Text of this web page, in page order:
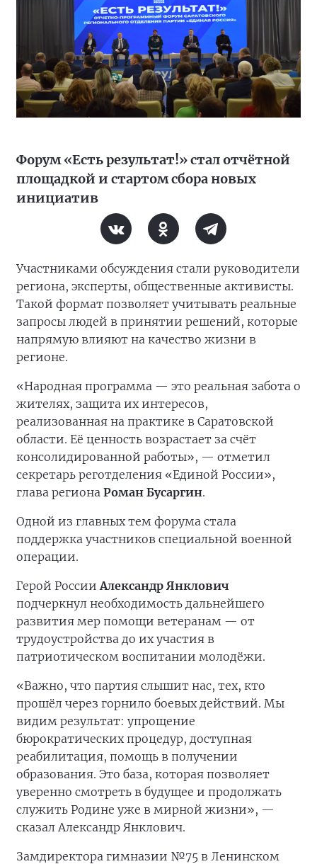
Форум «Есть результат!» стал отчётной
площадкой и стартом сбора новых
инициатив
Участниками обсуждения стали руководители
региона, эксперты, общественные активисты.
Такой формат позволяет учитывать реальные
запросы людей в принятии решений, которые
напрямую влияют на качество жизни в
регионе.
«Народная программа — это реальная забота о
жителях, защита их интересов,
реализованная на практике в Саратовской
области. Её ценность возрастает за счёт
консолидированной работы», — отметил
секретарь реготделения «Единой России»,
глава региона Роман Бусаргин.
Одной из главных тем форума стала
поддержка участников специальной военной
операции.
Герой РоссииАлександр Янклович
подчеркнул необходимость дальнейшего
развития мер помощи ветеранам — от
трудоустройства до их участия в
патриотическом воспитании молодёжи.
«Важно, что партия слышит нас, тех, кто
прошёл через горнило боевых действий. Мы
видим результат: упрощение
бюрократических процедур, доступная
реабилитация, помощь в получении
образования. Это база, которая позволяет
уверенно смотреть в будущее и продолжать
служить Родине уже в мирной жизни», —
сказал Александр Янклович.
Замдиректора гимназии №75 в Ленинском